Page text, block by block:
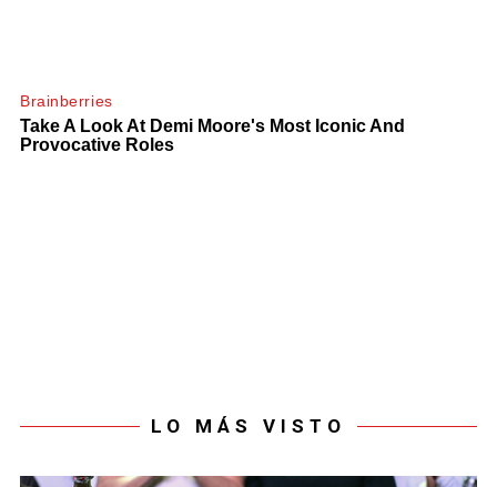
LO MÁS VISTO